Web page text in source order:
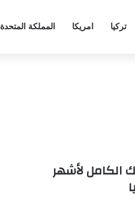
تركيا امريكا المملكة المتحدة
الكامل لأشهر